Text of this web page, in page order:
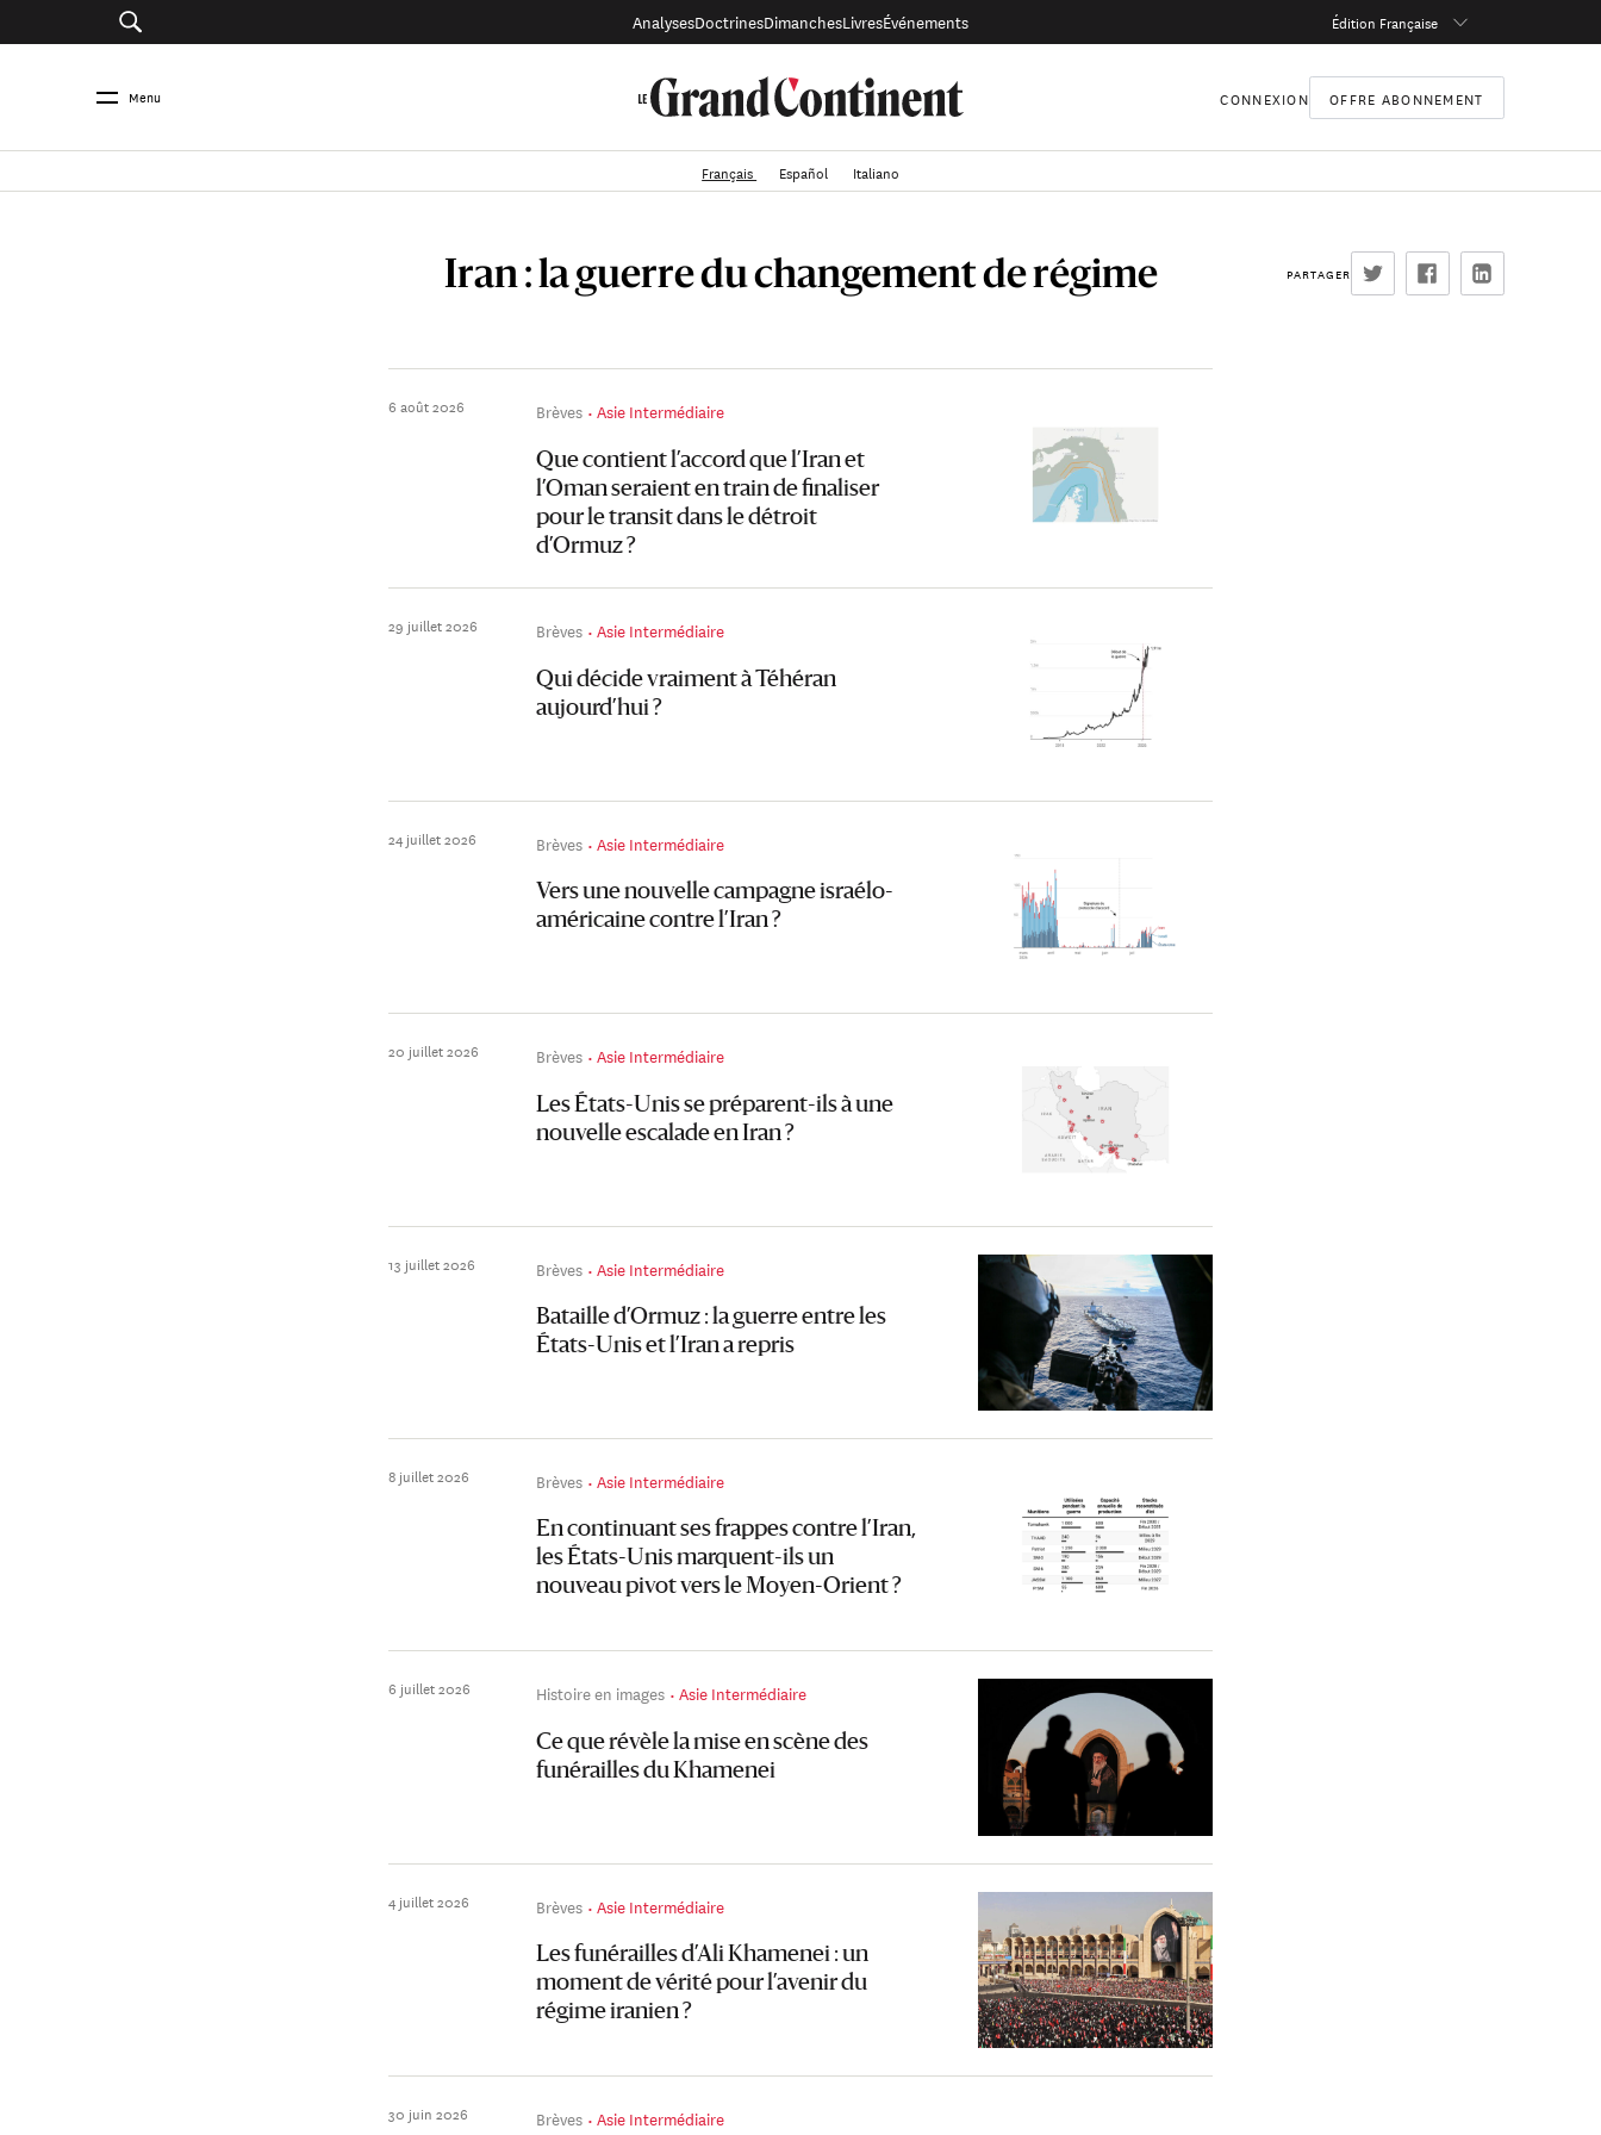
AnalysesDoctrinesDimanchesLivresÉvénements Édition Française
Menu CONNEXION OFFRE ABONNEMENT
Français Español Italiano
Iran : la guerre du changement de régime PARTAGER
6 août 2026 Brèves Asie Intermédiaire
Que contient l’accord que l’Iran et
l’Oman seraient en train de finaliser
pour le transit dans le détroit
d’Ormuz ?
29 juillet 2026 Brèves Asie Intermédiaire
Qui décide vraiment à Téhéran
aujourd’hui ?
24 juillet 2026 Brèves Asie Intermédiaire
Vers une nouvelle campagne israélo-
américaine contre l’Iran ?
20 juillet 2026 Brèves Asie Intermédiaire
Les États-Unis se préparent-ils à une
nouvelle escalade en Iran ?
13 juillet 2026 Brèves Asie Intermédiaire
Bataille d’Ormuz : la guerre entre les
États-Unis et l’Iran a repris
8 juillet 2026 Brèves Asie Intermédiaire
En continuant ses frappes contre l’Iran,
les États-Unis marquent-ils un
nouveau pivot vers le Moyen-Orient ?
6 juillet 2026 Histoire en images Asie Intermédiaire
Ce que révèle la mise en scène des
funérailles du Khamenei
4 juillet 2026 Brèves Asie Intermédiaire
Les funérailles d’Ali Khamenei : un
moment de vérité pour l’avenir du
régime iranien ?
30 juin 2026 Brèves Asie Intermédiaire